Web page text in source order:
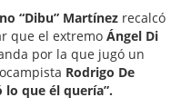
“Dibu” Martínez recalcó
que el extremo Ángel Di
por la que jugó un
Rodrigo De
que él quería”.